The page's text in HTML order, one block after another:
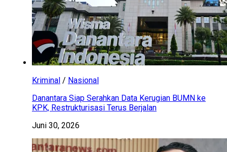
Kriminal / Nasional
Danantara Siap Serahkan Data Kerugian BUMN ke
KPK, Restrukturisasi Terus Berjalan
Juni 30, 2026